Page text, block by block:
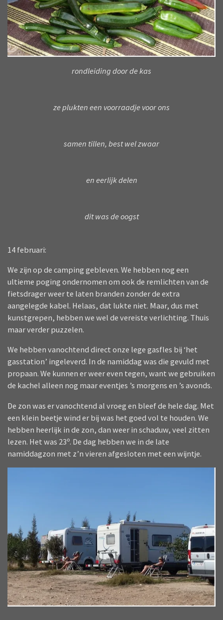
rondleiding door de kas
ze plukten een voorraadje voor ons
samen tillen, best wel zwaar
en eerlijk delen
dit was de oogst
14 februari:
We zijn op de camping gebleven. We hebben nog een
ultieme poging ondernomen om ook de remlichten van de
fietsdrager weer te laten branden zonder de extra
aangelegde kabel. Helaas, dat lukte niet. Maar, dus met
kunstgrepen, hebben we wel de vereiste verlichting. Thuis
maar verder puzzelen.
We hebben vanochtend direct onze lege gasfles bij ‘het
gasstation’ ingeleverd. In de namiddag was die gevuld met
propaan. We kunnen er weer even tegen, want we gebruiken
de kachel alleen nog maar eventjes ’s morgens en ’s avonds.
De zon was er vanochtend al vroeg en bleef de hele dag. Met
een klein beetje wind er bij was het goed vol te houden. We
hebben heerlijk in de zon, dan weer in schaduw, veel zitten
lezen. Het was 23º. De dag hebben we in de late
namiddagzon met z’n vieren afgesloten met een wijntje.